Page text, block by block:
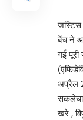
जस्टिस
बेंच ने
गई पूरी
अप्रैल
सकलेचा
खरे ,